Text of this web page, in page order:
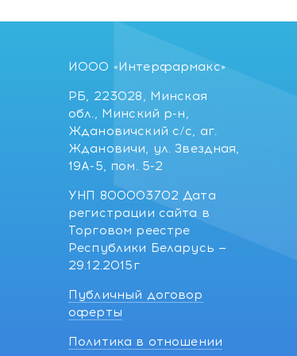
ИООО «Интерфармакс»
РБ, 223028, Минская
обл., Минский р-н,
Ждановичский с/с, аг.
Ждановичи, ул. Звездная,
19А-5, пом. 5-2
УНП 800003702 Дата
регистрации сайта в
Торговом реестре
Республики Беларусь —
29.12.2015г
Публичный договор
оферты
Политика в отношении